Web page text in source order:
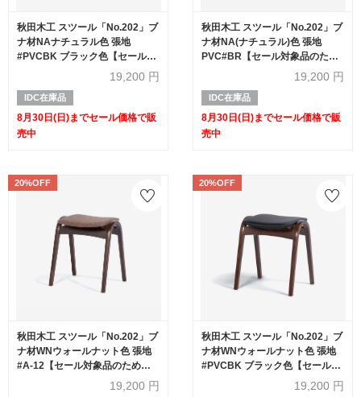
秋田木工 スツール「No.202」ブ
ナ材NAナチュラル色 張地
#PVCBK ブラック色【セール対
象品のため20%OFF】19,200 円
IDC在庫品
8月30日(日)までセール価格で販
売中
秋田木工 スツール「No.202」ブ
ナ材NA(ナチュラル)色 張地
PVC#BR【セール対象品のため
19,200 円
IDC在庫品
8月30日(日)までセール価格で販
売中
20%OFF
秋田木工 スツール「No.202」ブ
ナ材WNウォールナット色 張地
#A-12【セール対象品のため
19,200 円
20%OFF
秋田木工 スツール「No.202」ブ
ナ材WNウォールナット色 張地
#PVCBK ブラック色【セール対
象品のため20%OFF】19,200 円